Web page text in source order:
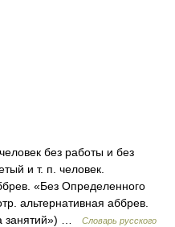
без работы и без
и т. п. человек.
«Без Определенного
альтернативная аббрев.
занятий») …
Словарь русского